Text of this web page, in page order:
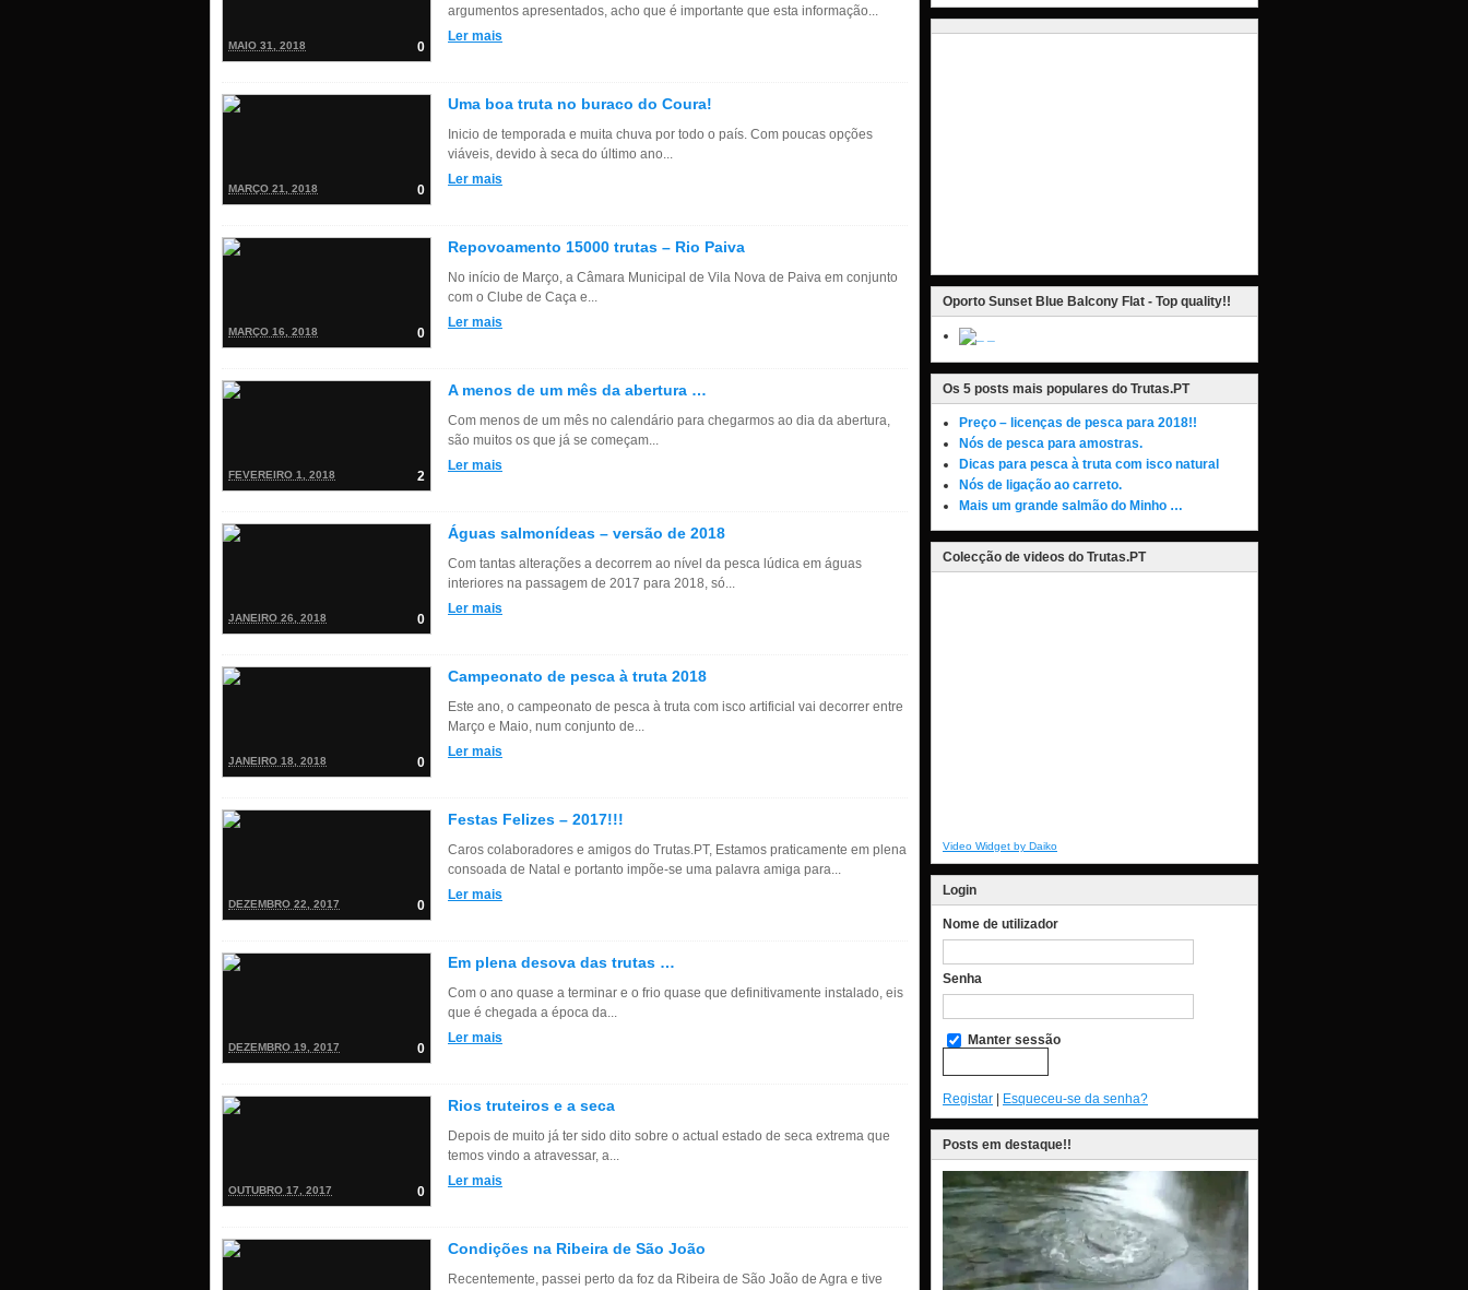
0
MAIO 31, 2018
argumentos apresentados, acho que é importante que esta informação...
Ler mais
0
MARÇO 21, 2018
Uma boa truta no buraco do Coura!
Inicio de temporada e muita chuva por todo o país. Com poucas opções
viáveis, devido à seca do último ano...
Ler mais
0
MARÇO 16, 2018
Repovoamento 15000 trutas – Rio Paiva
No início de Março, a Câmara Municipal de Vila Nova de Paiva em conjunto
com o Clube de Caça e...
Ler mais
2
FEVEREIRO 1, 2018
A menos de um mês da abertura …
Com menos de um mês no calendário para chegarmos ao dia da abertura,
são muitos os que já se começam...
Ler mais
0
JANEIRO 26, 2018
Águas salmonídeas – versão de 2018
Com tantas alterações a decorrem ao nível da pesca lúdica em águas
interiores na passagem de 2017 para 2018, só...
Ler mais
0
JANEIRO 18, 2018
Campeonato de pesca à truta 2018
Este ano, o campeonato de pesca à truta com isco artificial vai decorrer entre
Março e Maio, num conjunto de...
Ler mais
0
DEZEMBRO 22, 2017
Festas Felizes – 2017!!!
Caros colaboradores e amigos do Trutas.PT, Estamos praticamente em plena
consoada de Natal e portanto impõe-se uma palavra amiga para...
Ler mais
0
DEZEMBRO 19, 2017
Em plena desova das trutas …
Com o ano quase a terminar e o frio quase que definitivamente instalado, eis
que é chegada a época da...
Ler mais
0
OUTUBRO 17, 2017
Rios truteiros e a seca
Depois de muito já ter sido dito sobre o actual estado de seca extrema que
temos vindo a atravessar, a...
Ler mais
Condições na Ribeira de São João
Recentemente, passei perto da foz da Ribeira de São João de Agra e tive
Oporto Sunset Blue Balcony Flat - Top quality!!
Os 5 posts mais populares do Trutas.PT
Preço – licenças de pesca para 2018!!
Nós de pesca para amostras.
Dicas para pesca à truta com isco natural
Nós de ligação ao carreto.
Mais um grande salmão do Minho …
Colecção de videos do Trutas.PT
Video Widget by Daiko
Login
Nome de utilizador
Senha
Manter sessão
Registar | Esqueceu-se da senha?
Posts em destaque!!